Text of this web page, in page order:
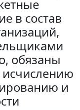
в состав
обязаны
и